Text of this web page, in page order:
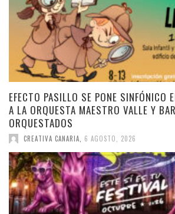
EFECTO PASILLO SE PONE SINFÓNICO
A LA ORQUESTA MAESTRO VALLE Y
ORQUESTADOS
CREATIVA CANARIA 6 AGOSTO, 2026